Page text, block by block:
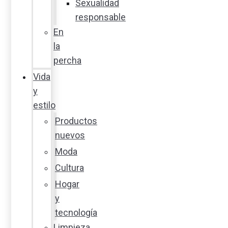
Sexualidad
responsable
En
la
percha
Vida
y
estilo
Productos
nuevos
Moda
Cultura
Hogar
y
tecnología